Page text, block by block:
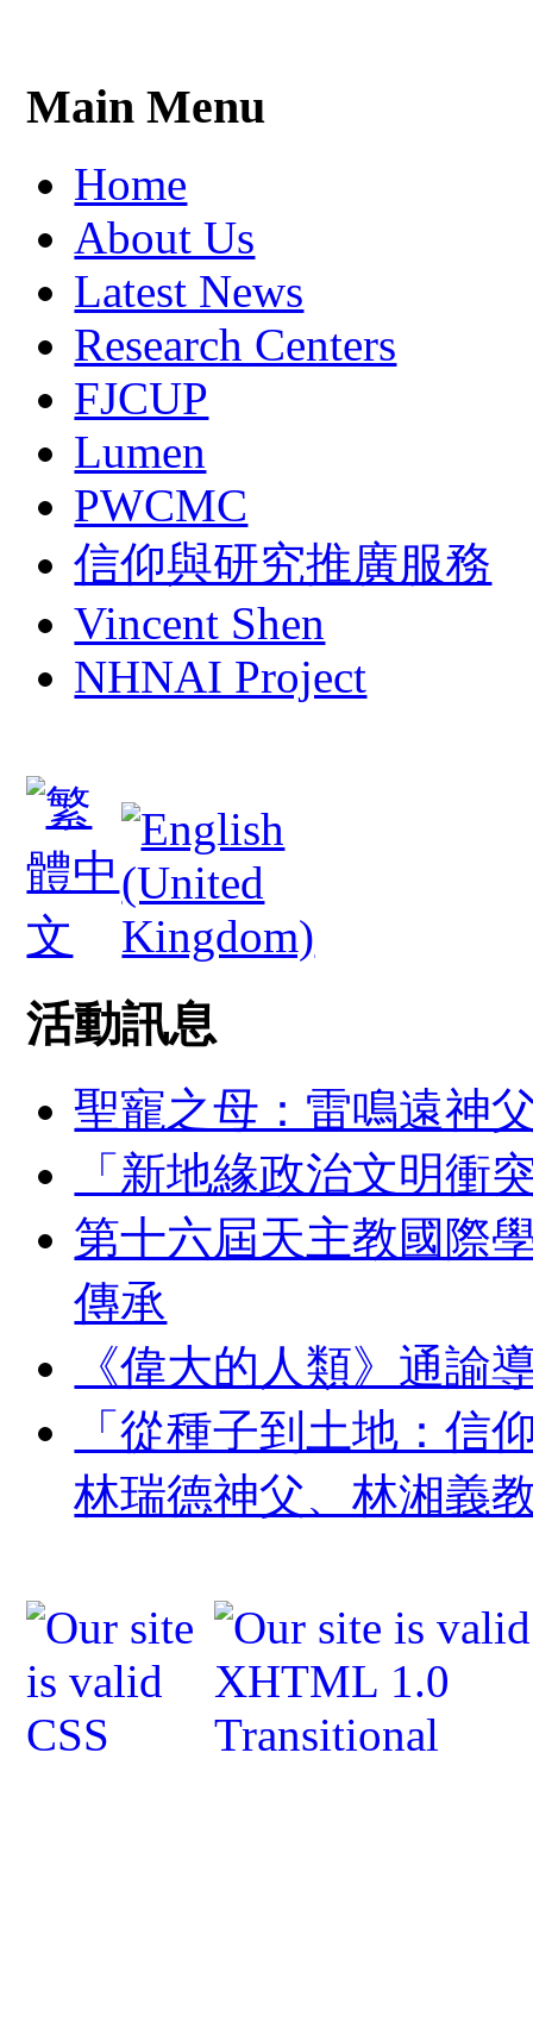
Main Menu
Home
About Us
Latest News
Research Centers
FJCUP
Lumen
PWCMC
信仰與研究推廣服務
Vincent Shen
NHNAI Project
活動訊息
聖寵之母：雷鳴遠神
「新地緣政治文明衝
第十六屆天主教國際
傳承
《偉大的人類》通諭
「從種子到土地：信
林瑞德神父、林湘義